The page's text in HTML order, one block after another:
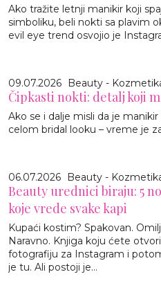
Ako tražite letnji manikir koji
simboliku, beli nokti sa plavim
evil eye trend osvojio je
09.07.2026 Beauty -
Čipkasti nokti: detalj koji
Ako se i dalje misli da je
celom bridal looku – vreme je
06.07.2026 Beauty -
Beauty urednici biraju: 5
koje vrede svake kapi
Kupaći kostim? Spakovan.
Naravno. Knjiga koju ćete
fotografiju za Instagram i
je tu. Ali postoji je...